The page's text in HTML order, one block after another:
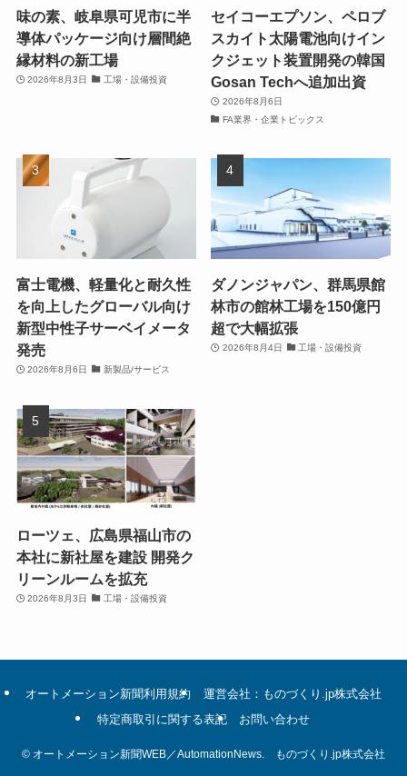
味の素、岐阜県可児市に半
導体パッケージ向け層間絶
縁材料の新工場
2026年8月3日 工場・設備投資
セイコーエプソン、ペロブ
スカイト太陽電池向けイン
クジェット装置開発の韓国
Gosan Techへ追加出資
2026年8月6日
FA業界・企業トピックス
富士電機、軽量化と耐久性
を向上したグローバル向け
新型中性子サーベイメータ
発売
2026年8月6日 新製品/サービス
ダノンジャパン、群馬県館
林市の館林工場を150億円
超で大幅拡張
2026年8月4日 工場・設備投資
ローツェ、広島県福山市の
本社に新社屋を建設 開発ク
リーンルームを拡充
2026年8月3日 工場・設備投資
オートメーション新聞利用規約
運営会社：ものづくり.jp株式会社
特定商取引に関する表記
お問い合わせ
© オートメーション新聞WEB／AutomationNews. ものづくり.jp株式会社